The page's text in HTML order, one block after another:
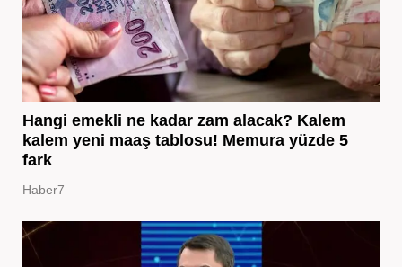
Hangi emekli ne kadar zam alacak? Kalem
kalem yeni maaş tablosu! Memura yüzde 5
fark
Haber7